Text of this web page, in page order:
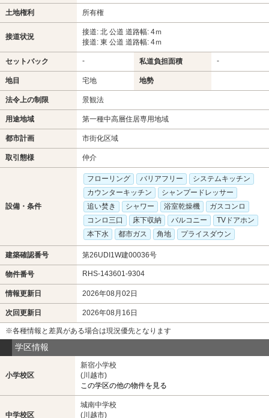
土地権利 所有権
接道状況
接道: 北 公道 道路幅: 4ｍ
接道: 東 公道 道路幅: 4ｍ
セットバック - 私道負担面積 -
地目 宅地 地勢
法令上の制限 景観法
用途地域 第一種中高層住居専用地域
都市計画 市街化区域
取引態様 仲介
設備・条件
フローリング バリアフリー
システムキッチン
カウンターキッチン
シャンプードレッサー
追い焚き
シャワー 浴室乾燥機
ガスコンロ
コンロ三口
床下収納 バルコニー
TVドアホン
本下水
都市ガス 角地 プライスダウン
建築確認番号 第26UDI1W建00036号
物件番号 RHS-143601-9304
情報更新日 2026年08月02日
次回更新日 2026年08月16日
※各種情報と差異がある場合は現況優先となります
学区情報
小学校区
新宿小学校
(川越市)
この学区の他の物件を見る
中学校区
城南中学校
(川越市)